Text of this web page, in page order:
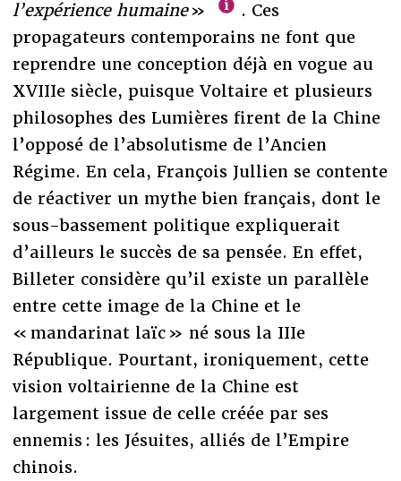
l’expérience humaine»
. Ces
propagateurs contemporains ne font que
reprendre une conception déjà en vogue au
XVIIIe siècle, puisque Voltaire et plusieurs
philosophes des Lumières firent de la Chine
l’opposé de l’absolutisme de l’Ancien
Régime. En cela, François Jullien se contente
de réactiver un mythe bien français, dont le
sous-bassement politique expliquerait
d’ailleurs le succès de sa pensée. En effet,
Billeter considère qu’il existe un parallèle
entre cette image de la Chine et le
« mandarinat laïc » né sous la IIIe
République. Pourtant, ironiquement, cette
vision voltairienne de la Chine est
largement issue de celle créée par ses
ennemis : les Jésuites, alliés de l’Empire
chinois.